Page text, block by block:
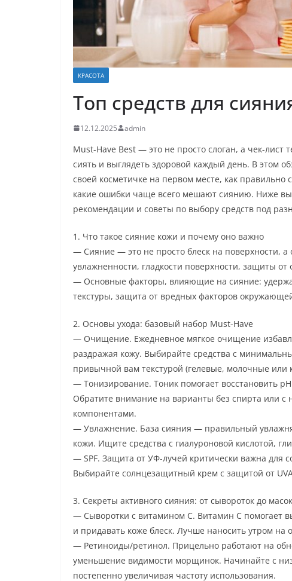
КРАСОТА
Топ средств для
12.12.2025 admin
Must-Have Best — это не просто слоган, а чек-лист
сиять и выглядеть здоровой каждый день. В этом
своей косметичке на первом месте, как правильно
какие ошибки чаще всего мешают сиянию. Ниже вы
рекомендации и советы по выбору средств под
1. Что такое сияние кожи и почему оно важно
— Сияние — это не просто блеск на поверхности,
увлажненности, гладкости поверхности, защиты от
— Основные факторы, влияющие на сияние:
текстуры, защита от вредных факторов
2. Основы ухода: базовый набор Must-Have
— Очищение. Ежедневное мягкое очищение
раздражая кожу. Выбирайте средства с
привычной вам текстурой (гелевые, молочные
— Тонизирование. Тоник помогает восстановить
Обратите внимание на варианты без спирта или
компонентами.
— Увлажнение. База сияния — правильный
кожи. Ищите средства с гиалуроновой кислотой,
— SPF. Защита от УФ-лучей критически важна для
Выбирайте солнцезащитный крем с защитой от
3. Секреты активного сияния: от сывороток до масок
— Сыворотки с витамином С. Витамин С помогает
и придавать коже блеск. Лучше наносить утром
— Ретиноиды/ретинол. Прицельно работают на
уменьшение видимости морщинок. Начинайте с
постепенно увеличивая частоту использования.